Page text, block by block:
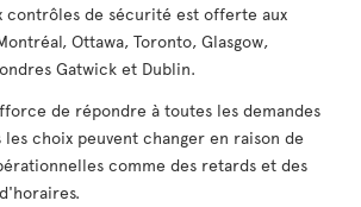
contrôles de sécurité est offerte aux
Ottawa, Toronto, Glasgow,
Gatwick et Dublin.
de répondre à toutes les demandes
les choix peuvent changer en raison de
comme des retards et des